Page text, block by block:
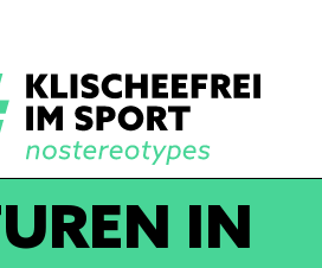
IN